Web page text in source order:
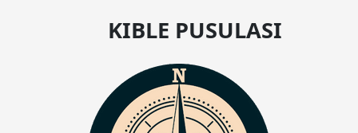
KIBLE PUSULASI